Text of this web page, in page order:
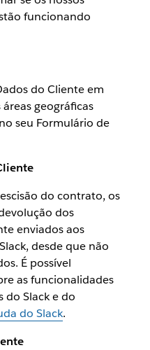
funcionando
do Cliente em
geográficas
seu Formulário de
do contrato, os
dos
enviados aos
desde que não
É possível
as funcionalidades
do Slack e do
do Slack.